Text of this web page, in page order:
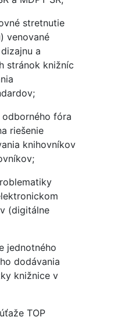
stretnutie
venované
a
stránok knižníc
fóra
riešenie
knihovníkov
(digitálne
jednotného
dodávania
knižnice v
TOP